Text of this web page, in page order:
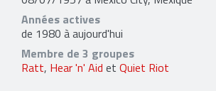
Années actives
de 1980 à aujourd'hui
Membre de 3 groupes
Ratt, Hear 'n' Aid et Quiet Riot